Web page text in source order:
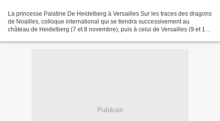
La princesse Palatine De Heidelberg à Versailles Sur les traces des dragons
de Noailles, colloque international qui se tiendra successivement au
château de Heidelberg (7 et 8 novembre), puis à celui de Versailles (9 et 10
Publicité